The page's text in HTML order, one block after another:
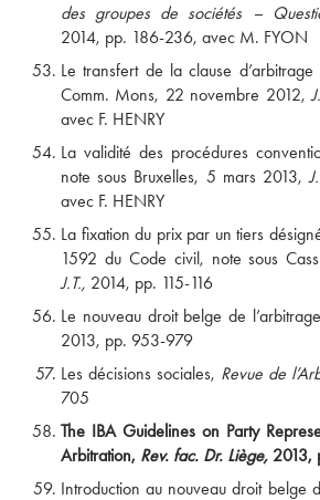
des groupes de sociétés –
2014, pp. 186-236, avec M. FYON
Le transfert de la clause d’arbitrage
Comm. Mons, 22 novembre 2012,
avec F. HENRY
La validité des procédures
note sous Bruxelles, 5 mars 2013,
avec F. HENRY
La fixation du prix par un tiers
1592 du Code civil, note sous
J.T., 2014, pp. 115-116
Le nouveau droit belge de
2013, pp. 953-979
Les décisions sociales, Revue de
705
The IBA Guidelines on Party
Arbitration, Rev. fac. Dr. Liège, 2013,
Introduction au nouveau droit belge